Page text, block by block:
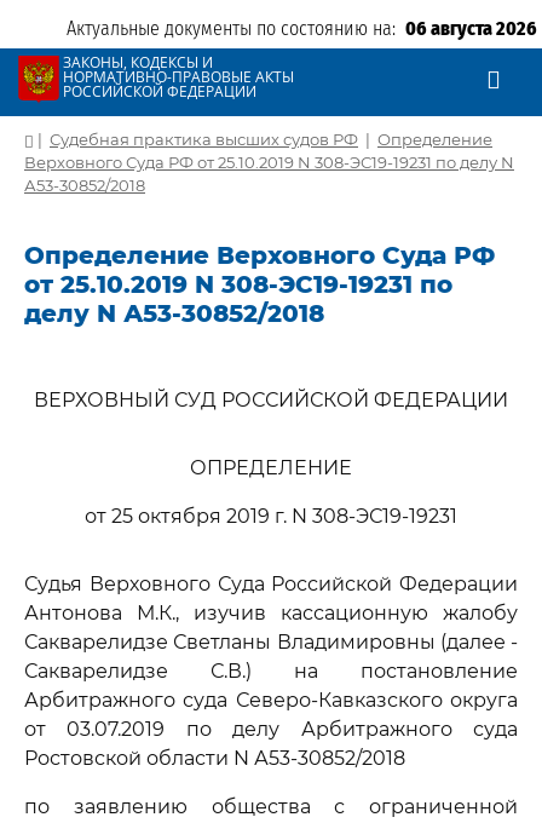
Актуальные документы по состоянию на: 06 августа 2026
ЗАКОНЫ, КОДЕКСЫ И
НОРМАТИВНО-ПРАВОВЫЕ АКТЫ
РОССИЙСКОЙ ФЕДЕРАЦИИ
| Судебная практика высших судов РФ | Определение
Верховного Суда РФ от 25.10.2019 N 308-ЭС19-19231 по делу N
А53-30852/2018
Определение Верховного Суда РФ
от 25.10.2019 N 308-ЭС19-19231 по
делу N А53-30852/2018
ВЕРХОВНЫЙ СУД РОССИЙСКОЙ ФЕДЕРАЦИИ
ОПРЕДЕЛЕНИЕ
от 25 октября 2019 г. N 308-ЭС19-19231
Судья Верховного Суда Российской Федерации
Антонова М.К., изучив кассационную жалобу
Сакварелидзе Светланы Владимировны (далее -
Сакварелидзе С.В.) на постановление
Арбитражного суда Северо-Кавказского округа
от 03.07.2019 по делу Арбитражного суда
Ростовской области N А53-30852/2018
по заявлению общества с ограниченной